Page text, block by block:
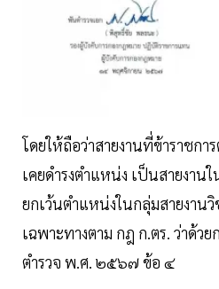
โดยให้ถือว่าสายงานที่ข้าราชกา
เคยดำรงตำแหน่ง เป็นสายงาน
ยกเว้นตำแหน่งในกลุ่มสายงาน
เฉพาะทางตาม กฎ ก.ตร. ว่าด้วย
ตำรวจ พ.ศ. ๒๕๖๗ ข้อ ๔